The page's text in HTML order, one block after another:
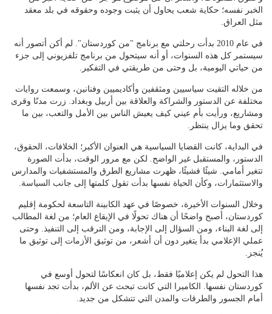
الخبر نفسه؛ حكاية شعب يحاول أن يثبت وجوده وحقوقه في بلد معقد
مثل العراق.
في عام 2010 بدأت رحلتي مع برنامج "من كوردستان". لم أكن أتصور أنه
سيستمر كل هذه السنوات، أو أنه سيتحول من برنامج تلفزيوني إلى جزء
من حياتي اليومية، بل وحتى من طريقتي في التفكير.
من خلاله التقيت سياسيين ومثقفين وأكاديميين وفنانين، وسمعت روايات
مختلفة عن الدستور والشراكة والعلاقة بين أربيل وبغداد. زرت مدنًا وقرى
ومشاريع، ورأيت بأم عيني كيف يعيش الناس بين الأمل والتعب، بين ما
تحقق وما يزال ينتظر.
في البداية، كانت القضايا السياسية هي العنوان الأكبر؛ الخلافات، الحقوق،
الدستور، والمستقبل غير الواضح. لكن مع مرور الوقت، بدأت الصورة
تتغير أمامي. شيئًا فشيئًا، ظهرت مشاريع الطرق والمستشفيات والمدارس
والاستثمارات، وكأن الحياة نفسها بدأت تقول كلمتها إلى جانب السياسة.
وخلال السنوات الأخيرة، خصوصًا في عهد الكابينة التاسعة لحكومة إقليم
كوردستان، أصبح واضحًا أن هناك تحولًا في الإيقاع العام؛ من لغة المطالب
إلى لغة البناء، ومن السؤال إلى الإجابة، ومن الترقب إلى التنفيذ. وحتى
عملي الإعلامي بدأ يتغير دون أن أشعر، من توثيق الأزمات إلى توثيق ما
يُنجز.
هذا التحول لم يكن إعلاميًا فقط، بل كان انعكاسًا لتحول أوسع في
كوردستان نفسها. الكاميرا التي كانت تبحث عن الألم، بدأت تجد نفسها
أمام الجسور والطرقات والمدن التي تتشكل من جديد.